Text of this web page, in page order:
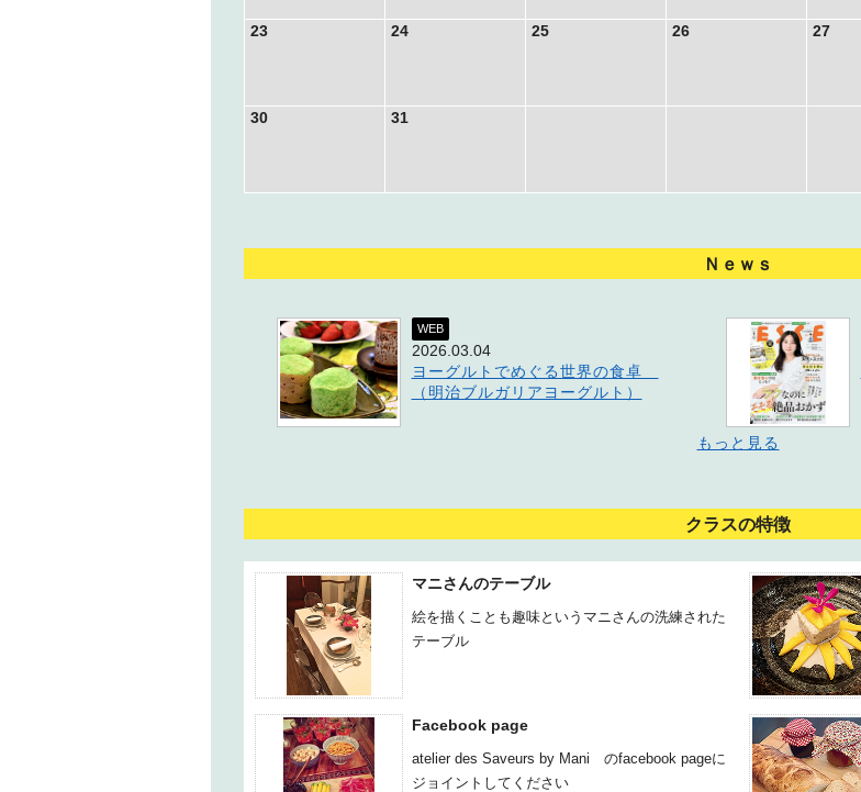
23 24 25 26 27
30 31
Ｎｅｗｓ
WEB
2026.03.04
ヨーグルトでめぐる世界の食卓
（明治ブルガリアヨーグルト）
もっと見る
クラスの特徴
マニさんのテーブル
絵を描くことも趣味というマニさんの洗練された
テーブル
Facebook page
atelier des Saveurs by Mani のfacebook pageに
ジョイントしてください